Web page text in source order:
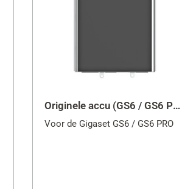
GS290
GS4
Originele accu (GS6 / GS6 PRO)
Voor de Gigaset GS6 / GS6 PRO